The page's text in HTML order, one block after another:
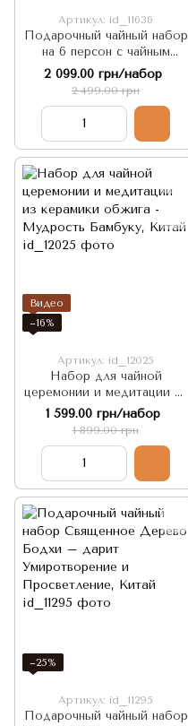
Артикул: id_11636
Подарочный чайный набор
на 6 персон с чайным
питомцем - Золотая
Печать с пожеланием
Счастья и Процветания,
2 099.00 грн/набор
2 499.00 грн
Видео
−16%
Артикул: id_12025
Набор для чайной
церемонии и медитации из
керамики обжига -
Мудрость Бамбуку, Китай
1 599.00 грн/набор
1 899.00 грн
−25%
Артикул: id_11295
Подарочный чайный набор